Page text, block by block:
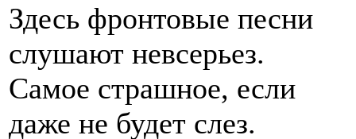
Здесь фронтовые песни
слушают невсерьез.
Самое страшное, если
даже не будет слез.